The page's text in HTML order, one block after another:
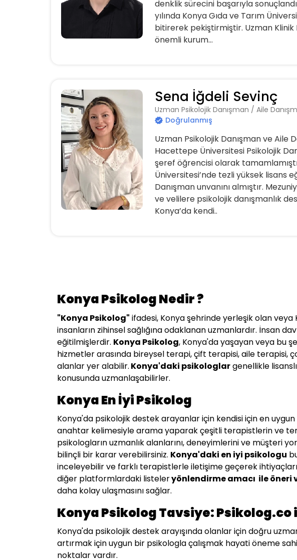
denklik sürecini başarıyla
yılında Konya Gıda ve Tarım
bitirerek pekiştirmiştir. Uzman
önemli kurum...
Sena İğdeli Sevinç
Uzman Psikolojik Danışman / Aile
Doğrulanmış
Uzman Psikolojik Danışman ve Aile
Hacettepe Üniversitesi Psikolojik
şeref öğrencisi olarak
Üniversitesi’nde tezli yüksek lisans
Danışman unvanını almıştır.
ve velilere psikolojik danışmanlık
Konya’da kendi..
Konya Psikolog Nedir ?
" Konya Psikolog" ifadesi, Konya şehrinde yerleşik olan veya
insanların zihinsel sağlığına odaklanan uzmanlardır. İnsan
eğitilmişlerdir. Konya Psikolog, Konya'da yaşayan veya bu
hizmetler arasında bireysel terapi, çift terapisi, aile terapisi,
alanlar yer alabilir. Konya'daki psikologlar genellikle
konusunda uzmanlaşabilirler.
Konya En İyi Psikolog
Konya'da psikolojik destek arayanlar için kendisi için en uygun
anahtar kelimesiyle arama yaparak çeşitli terapistlerin ve
psikologların uzmanlık alanlarını, deneyimlerini ve müşteri
bilinçli bir karar verebilirsiniz. Konya'daki en iyi psikologu
inceleyebilir ve farklı terapistlerle iletişime geçerek
diğer platformlardaki listeleryönlendirme amacı ile öneri
daha kolay ulaşmasını sağlar.
Konya Psikolog Tavsiye: Psikolog.co
Konya'da psikolojik destek arayışında olanlar için doğru
artırmak için uygun bir psikologla çalışmak hayati öneme
noktalar vardır.